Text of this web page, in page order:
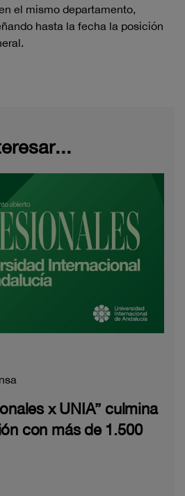
el mismo departamento,
hasta la fecha la posición
x UNIA” culmina
con más de 1.500